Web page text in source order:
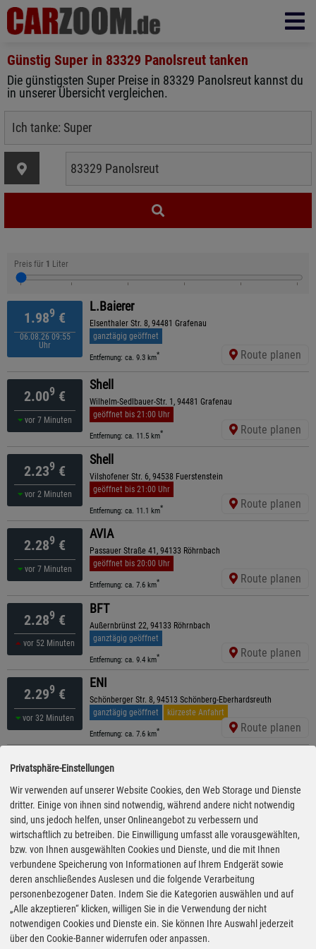
Günstig Super in 83329 Panolsreut tanken
Die günstigsten Super Preise in 83329 Panolsreut kannst du
in unserer Übersicht vergleichen.
Preis für 1 Liter
1.989 €
06.08.26 09:55
Uhr
L.Baierer
Elsenthaler Str. 8, 94481 Grafenau
ganztägig geöffnet
Entfernung: ca. 9.3 km* Route planen
2.009 €
vor 7 Minuten
Shell
Wilhelm-Sedlbauer-Str. 1, 94481 Grafenau
geöffnet bis 21:00 Uhr
Entfernung: ca. 11.5 km* Route planen
2.239 €
vor 2 Minuten
Shell
Vilshofener Str. 6, 94538 Fuerstenstein
geöffnet bis 21:00 Uhr
Entfernung: ca. 11.1 km* Route planen
2.289 €
vor 7 Minuten
AVIA
Passauer Straße 41, 94133 Röhrnbach
geöffnet bis 20:00 Uhr
Entfernung: ca. 7.6 km* Route planen
2.289 €
vor 52 Minuten
BFT
Außernbrünst 22, 94133 Röhrnbach
ganztägig geöffnet
Entfernung: ca. 9.4 km* Route planen
2.299 €
vor 32 Minuten
ENI
Schönberger Str. 8, 94513 Schönberg-Eberhardsreuth
ganztägig geöffnet
kürzeste Anfahrt
Entfernung: ca. 7.6 km* Route planen
2.299€
vor 7 Minuten
Grafenauer Str. 45, 94078 Freyung
geöffnet bis 20:00 Uhr
Entfernung: ca. 8.3 km* Route planen
2.299€
vor 52 Minuten
AVIA
Rosenauer Str. 25, 94481 Grafenau
ganztägig geöffnet
Entfernung: ca. 9.9 km Route planen
2.299€
vor 52 Minuten
AVIA
Passauer Straße 4, 94513 Schönberg
ganztägig geöffnet
Privatsphäre-Einstellungen
Wir verwenden auf unserer Website Cookies, den Web Storage und Dienste
dritter. Einige von ihnen sind notwendig, während andere nicht notwendig
sind, uns jedoch helfen, unser Onlineangebot zu verbessern und
wirtschaftlich zu betreiben. Die Einwilligung umfasst alle vorausgewählten,
bzw. von Ihnen ausgewählten Cookies und Dienste, und die mit Ihnen
verbundene Speicherung von Informationen auf Ihrem Endgerät sowie
deren anschließendes Auslesen und die folgende Verarbeitung
personenbezogener Daten. Indem Sie die Kategorien auswählen und auf
„Alle akzeptieren“ klicken, willigen Sie in die Verwendung der nicht
notwendigen Cookies und Dienste ein. Sie können Ihre Auswahl jederzeit
über den Cookie-Banner widerrufen oder anpassen.